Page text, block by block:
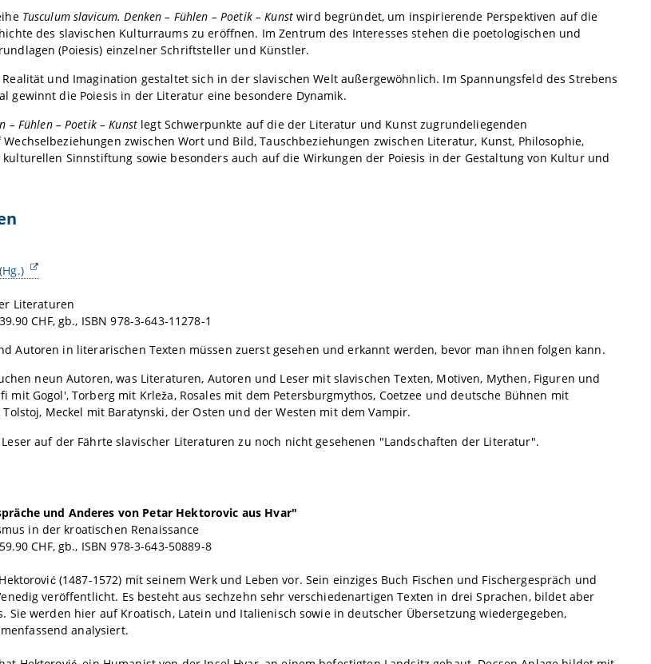
Tusculum slavicum. Denken – Fühlen – Poetik – Kunstwird begründet, um inspirierende Perspektiven auf die
des slavischen Kulturraums zu eröffnen. Im Zentrum des Interesses stehen die poetologischen und
(Poiesis) einzelner Schriftsteller und Künstler.
und Imagination gestaltet sich in der slavischen Welt außergewöhnlich. Im Spannungsfeld des Strebens
gewinnt die Poiesis in der Literatur eine besondere Dynamik.
– Fühlen – Poetik – Kunst legt Schwerpunkte auf die der Literatur und Kunst zugrundeliegenden
zwischen Wort und Bild, Tauschbeziehungen zwischen Literatur, Kunst, Philosophie,
Sinnstiftung sowie besonders auch auf die Wirkungen der Poiesis in der Gestaltung von Kultur und
Literaturen
CHF, gb., ISBN 978-3-643-11278-1
Autoren in literarischen Texten müssen zuerst gesehen und erkannt werden, bevor man ihnen folgen kann.
neun Autoren, was Literaturen, Autoren und Leser mit slavischen Texten, Motiven, Mythen, Figuren und
mit Gogol', Torberg mit Krleža, Rosales mit dem Petersburgmythos, Coetzee und deutsche Bühnen mit
Meckel mit Baratynski, der Osten und der Westen mit dem Vampir.
auf der Fährte slavischer Literaturen zu noch nicht gesehenen "Landschaften der Literatur".
und Anderes von Petar Hektorovic aus Hvar"
in der kroatischen Renaissance
CHF, gb., ISBN 978-3-643-50889-8
(1487-1572) mit seinem Werk und Leben vor. Sein einziges Buch Fischen und Fischergespräch und
veröffentlicht. Es besteht aus sechzehn sehr verschiedenartigen Texten in drei Sprachen, bildet aber
Sie werden hier auf Kroatisch, Latein und Italienisch sowie in deutscher Übersetzung wiedergegeben,
analysiert.